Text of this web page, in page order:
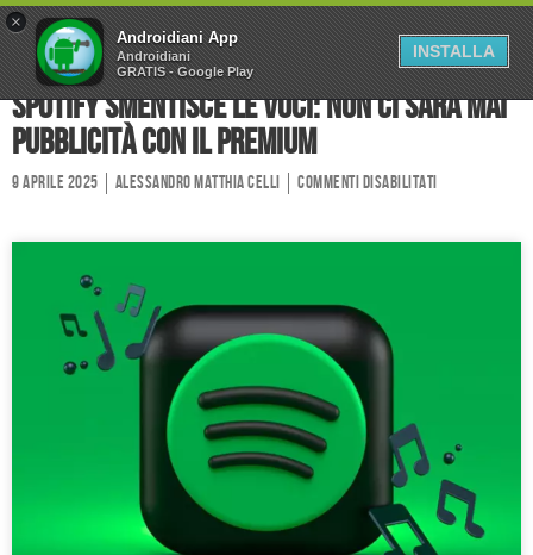
Home Forum
Chi Siamo
Collabora
Contatti
Spotify smentisce le voci: non ci sarà mai
pubblicità con il Premium
9 Aprile 2025 Alessandro Matthia Celli Commenti disabilitati
×
Androidiani App
Androidiani
GRATIS - Google Play
INSTALLA